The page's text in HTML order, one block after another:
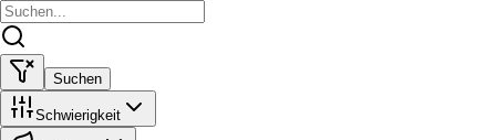
Suchen
Schwierigkeit